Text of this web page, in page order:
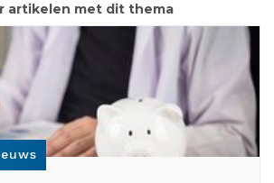
artikelen met dit thema